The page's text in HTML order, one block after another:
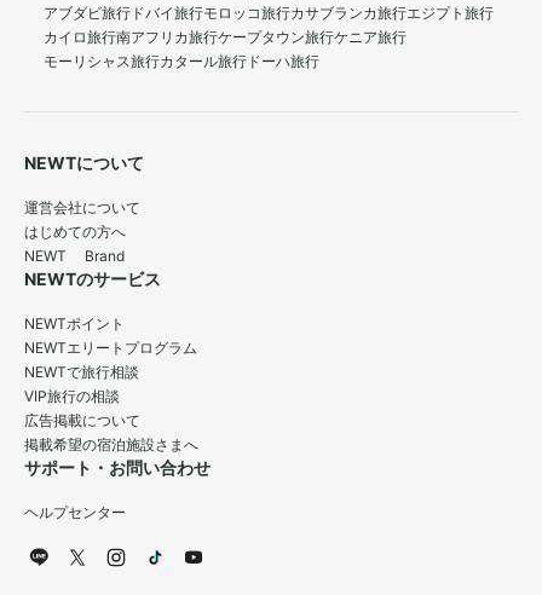
アブダビ旅行 ドバイ旅行モロッコ旅行カサブランカ旅行エジプト旅行
カイロ旅行南アフリカ旅行ケープタウン旅行ケニア旅行
モーリシャス旅行カタール旅行 ドーハ旅行
NEWTについて
運営会社について
はじめての方へ
NEWT Brand
NEWTのサービス
NEWTポイント
NEWTエリートプログラム
NEWTで旅行相談
VIP旅行の相談
広告掲載について
掲載希望の宿泊施設さまへ
サポート・お問い合わせ
ヘルプセンター